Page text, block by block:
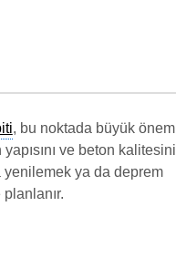
, bu noktada büyük önem
ve beton kalitesini
yenilemek ya da deprem